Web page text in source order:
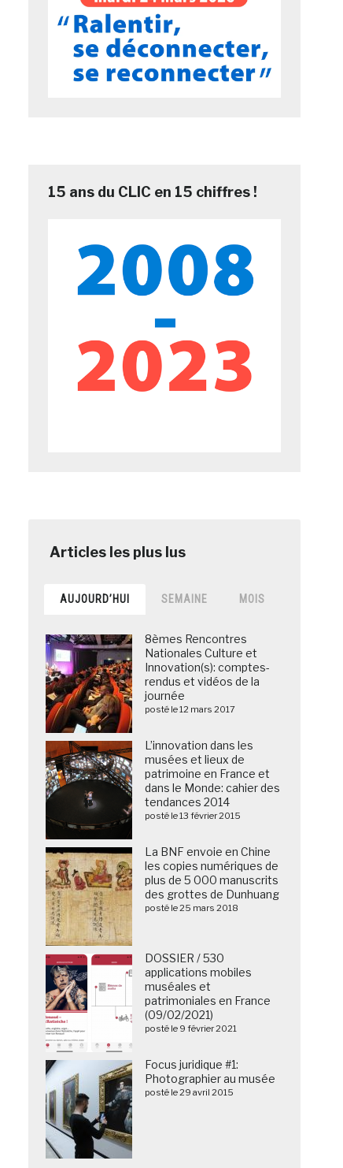
15 ans du CLIC en 15 chiffres !
AUJOURD’HUI SEMAINE MOIS
8èmes Rencontres
Nationales Culture et
Innovation(s): comptes-
rendus et vidéos de la
journée
posté le 12 mars 2017
L’innovation dans les
musées et lieux de
patrimoine en France et
dans le Monde: cahier des
tendances 2014
posté le 13 février 2015
La BNF envoie en Chine
les copies numériques de
plus de 5 000 manuscrits
des grottes de Dunhuang
posté le 25 mars 2018
DOSSIER / 530
applications mobiles
muséales et
patrimoniales en France
(09/02/2021)
posté le 9 février 2021
Focus juridique #1:
Photographier au musée
posté le 29 avril 2015